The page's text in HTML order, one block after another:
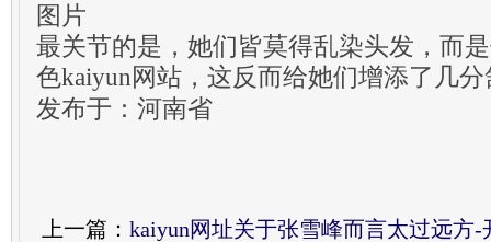
图片
最关节的是，她们皆莫得乱染头发，而
色kaiyun网站，这反而给她们增添了几
发布于：河南省
上一篇： kaiyun网址关于张雪峰而言太过远方-